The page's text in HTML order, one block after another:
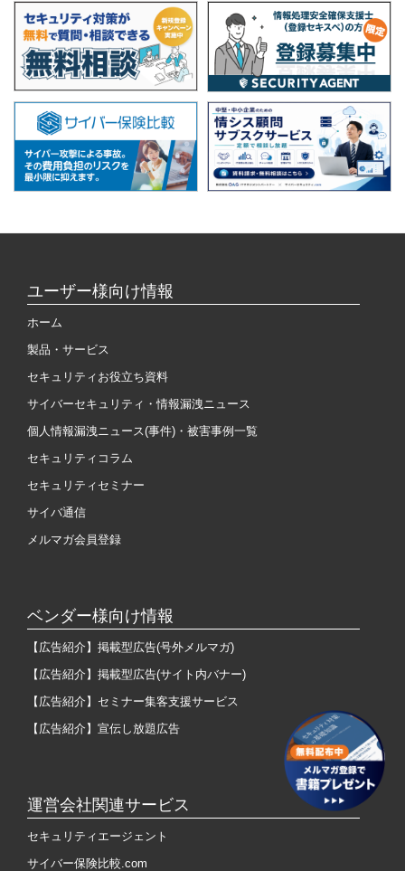
ユーザー様向け情報
ホーム
製品・サービス
セキュリティお役立ち資料
サイバーセキュリティ・情報漏洩ニュース
個人情報漏洩ニュース(事件)・被害事例一覧
セキュリティコラム
セキュリティセミナー
サイバ通信
メルマガ会員登録
ベンダー様向け情報
【広告紹介】掲載型広告(号外メルマガ)
【広告紹介】掲載型広告(サイト内バナー)
【広告紹介】セミナー集客支援サービス
【広告紹介】宣伝し放題広告
運営会社関連サービス
セキュリティエージェント
サイバー保険比較.com